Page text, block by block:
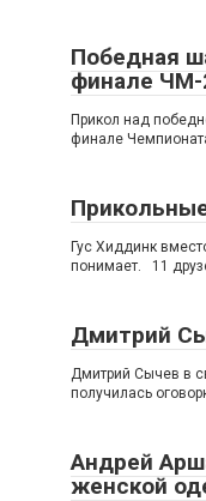
Победная
финале ЧМ-
Прикол над
финале
Гус Хиддинк
понимает. 11
Дмитрий
Дмитрий Сычев в
получилась
Андрей
женской